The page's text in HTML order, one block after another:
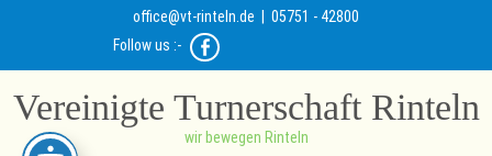
office@vt-rinteln.de | 05751 - 42800
Follow us :-
Vereinigte Turnerschaft Rinteln
wir bewegen Rinteln